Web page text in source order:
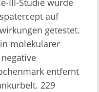
III-Studie wurde
auf
getestet.
molekularer
entfernt
229